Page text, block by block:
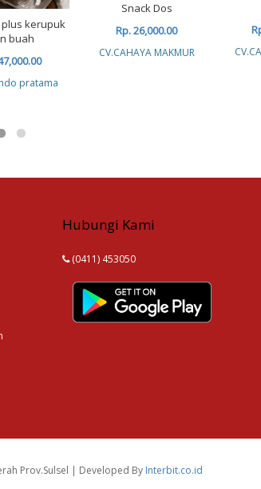
kerupuk
buah
pratama
Snack Dos
Rp. 26,000.00
CV.CAHAYA MAKMUR
Hubungi Kami
(0411) 453050
Prov.Sulsel | Developed By Interbit.co.id